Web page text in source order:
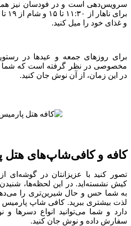
سرویس‌دهی است و در فودسان نیز
و غذای خود را میل کنید.
برای روزهای جمعه و عیدها در
مخصوصی در نظر گرفته است که شما
در این زمان، از آن نوش جان کنید.
کافه و کافی‌شاپ‌های
تصور کنید با عزیزانتان در
کیش نشسته‌اید. در این لحظه‌ها، شنیدن
به شما حس و حال شیرین‌تری را
لذت بیشتری ببرید. کافی شاپ پارمیس
دارد و شما می‌توانید انواع دسرها و
سفارش داده و نوش جان کنید.